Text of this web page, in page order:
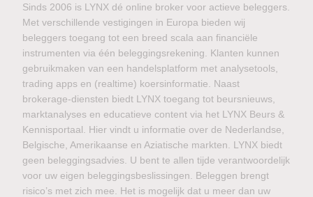
Sinds 2006 is LYNX dé online broker voor actieve beleggers.
Met verschillende vestigingen in Europa bieden wij
beleggers toegang tot een breed scala aan financiële
instrumenten via één beleggingsrekening. Klanten kunnen
gebruikmaken van een handelsplatform met analysetools,
trading apps en (realtime) koersinformatie. Naast
brokerage-diensten biedt LYNX toegang tot beursnieuws,
marktanalyses en educatieve content via het LYNX Beurs &
Kennisportaal. Hier vindt u informatie over de Nederlandse,
Belgische, Amerikaanse en Aziatische markten. LYNX biedt
geen beleggingsadvies. U bent te allen tijde verantwoordelijk
voor uw eigen beleggingsbeslissingen. Beleggen brengt
risico’s met zich mee. Het is mogelijk dat u meer dan uw